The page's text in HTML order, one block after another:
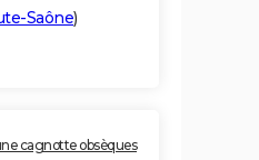
Saône)
cagnotte obsèques